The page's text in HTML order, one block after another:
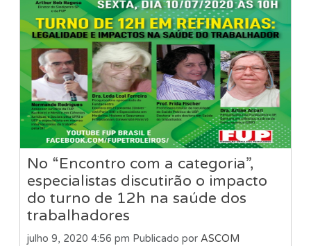
No “Encontro com a categoria”,
especialistas discutirão o impacto
do turno de 12h na saúde dos
trabalhadores
julho 9, 2020 4:56 pm Publicado por ASCOM